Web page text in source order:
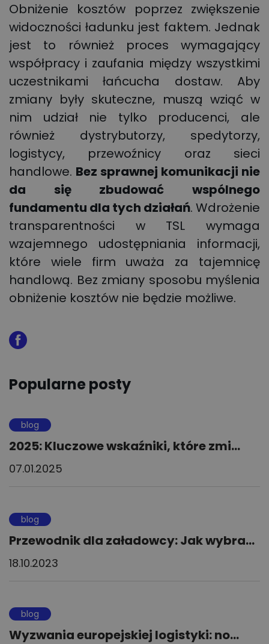
Obniżenie kosztów poprzez zwiększenie
widoczności ładunku jest faktem. Jednak
jest to również proces wymagający
współpracy i zaufania między wszystkimi
uczestnikami łańcucha dostaw. Aby
zmiany były skuteczne, muszą wziąć w
nim udział nie tylko producenci, ale
również dystrybutorzy, spedytorzy,
logistycy, przewoźnicy oraz sieci
handlowe. Bez sprawnej komunikacji nie
da się zbudować wspólnego
fundamentu dla tych działań. Wdrożenie
transparentności w TSL wymaga
wzajemnego udostępniania informacji,
które wiele firm uważa za tajemnicę
handlową. Bez zmiany sposobu myślenia
obniżenie kosztów nie będzie możliwe.
Popularne posty
blog
2025: Kluczowe wskaźniki, które zmi...
07.01.2025
blog
Przewodnik dla załadowcy: Jak wybra...
18.10.2023
blog
Wyzwania europejskiej logistyki: no...